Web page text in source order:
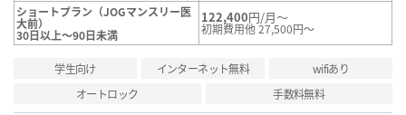
ショートプラン（JOGマンスリー医
大前）
30日以上～90日未満
122,400円/月～
初期費用他 27,500円～
学生向け インターネット無料
wifiあり
オートロック
手数料無料